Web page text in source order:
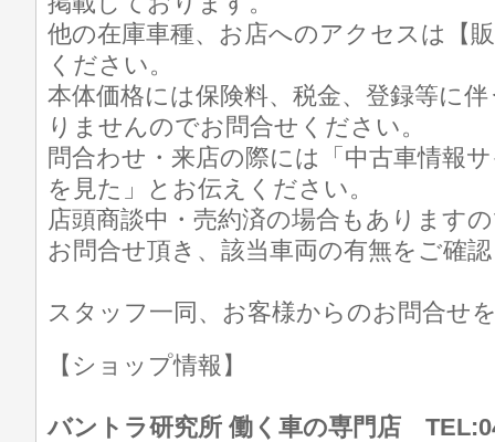
他の在庫車種、お店へのアクセスは【
ください。
本体価格には保険料、税金、登録等に
りませんのでお問合せください。
問合わせ・来店の際には「中古車情報
を見た」とお伝えください。
店頭商談中・売約済の場合もあります
お問合せ頂き、該当車両の有無をご確
スタッフ一同、お客様からのお問合せ
【ショップ情報】
バントラ研究所 働く車の専門店